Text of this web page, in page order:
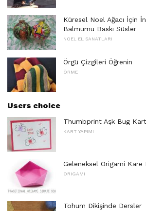
Küresel Noel Ağacı İçin
Balmumu Baskı Süsler
NOEL EL SANATLARI
Örgü Çizgileri Öğrenin
ÖRME
Users choice
Thumbprint Aşk Bug
KART YAPIMI
Geleneksel Origami Kare
ORIGAMI
Tohum Dikişinde Dersler